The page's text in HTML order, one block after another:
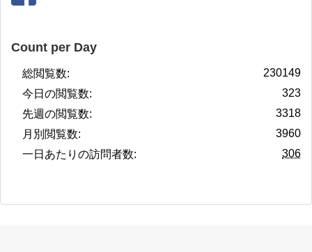
Count per Day
230149
総閲覧数:
323
今日の閲覧数:
3318
先週の閲覧数:
3960
月別閲覧数:
306
一日あたりの訪問者数: